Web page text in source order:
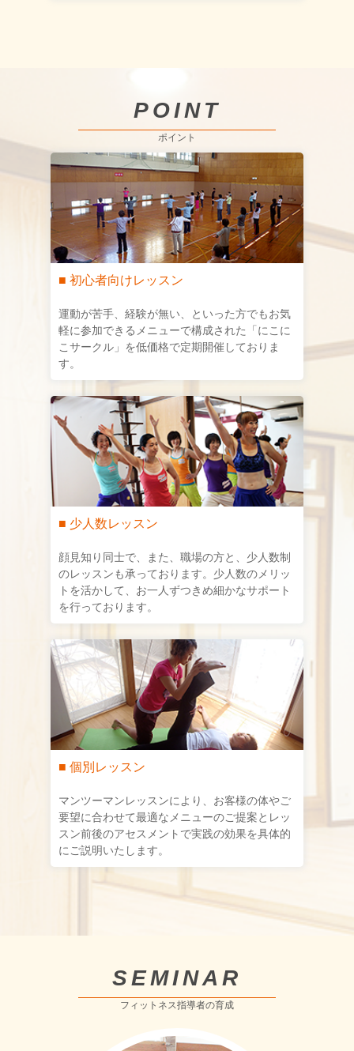
POINT
ポイント
■ 初心者向けレッスン
運動が苦手、経験が無い、といった方でもお気
軽に参加できるメニューで構成された「にこに
こサークル」を低価格で定期開催しておりま
す。
■ 少人数レッスン
顔見知り同士で、また、職場の方と、少人数制
のレッスンも承っております。少人数のメリッ
トを活かして、お一人ずつきめ細かなサポート
を行っております。
■ 個別レッスン
マンツーマンレッスンにより、お客様の体やご
要望に合わせて最適なメニューのご提案とレッ
スン前後のアセスメントで実践の効果を具体的
にご説明いたします。
SEMINAR
フィットネス指導者の育成